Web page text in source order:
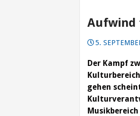
Aufwind
5.
Der Kampf
gehen